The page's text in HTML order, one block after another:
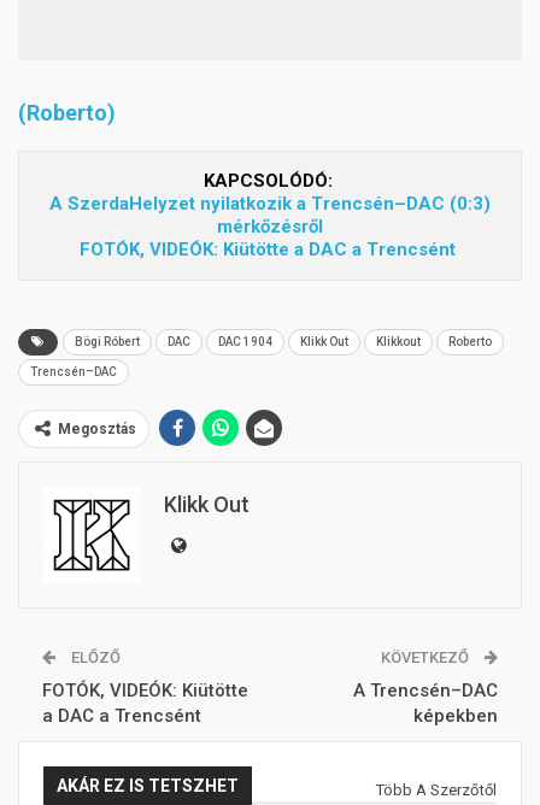
(Roberto)
KAPCSOLÓDÓ:
A SzerdaHelyzet nyilatkozik a Trencsén–DAC (0:3)
mérkőzésről
FOTÓK, VIDEÓK: Kiütötte a DAC a Trencsént
Bögi Róbert DAC DAC 1904 Klikk Out Klikkout Roberto
Trencsén–DAC
Megosztás
Klikk Out
ELŐZŐ
FOTÓK, VIDEÓK: Kiütötte
a DAC a Trencsént
KÖVETKEZŐ
A Trencsén–DAC
képekben
AKÁR EZ IS TETSZHET Több A Szerzőtől